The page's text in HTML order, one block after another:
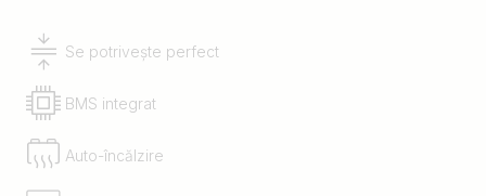
Se potrivește perfect
BMS integrat
Auto-încălzire